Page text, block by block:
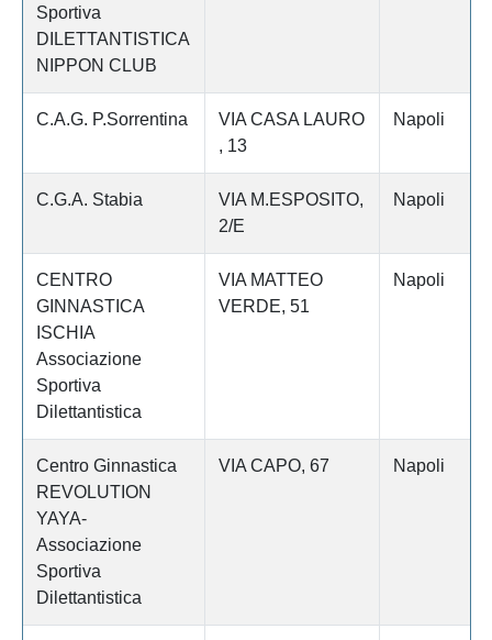
Sportiva
DILETTANTISTICA
NIPPON CLUB
C.A.G. P.Sorrentina
VIA CASA LAURO
, 13
Napoli
C.G.A. Stabia
VIA M.ESPOSITO,
2/E
Napoli
CENTRO
GINNASTICA
ISCHIA
Associazione
Sportiva
Dilettantistica
VIA MATTEO
VERDE, 51
Napoli
Centro Ginnastica
REVOLUTION
YAYA-
Associazione
Sportiva
Dilettantistica
VIA CAPO, 67 Napoli